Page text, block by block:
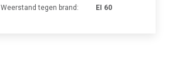
Weerstand tegen brand:
EI 60